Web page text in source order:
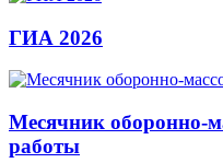
ГИА 2026
Месячник оборонно-
работы